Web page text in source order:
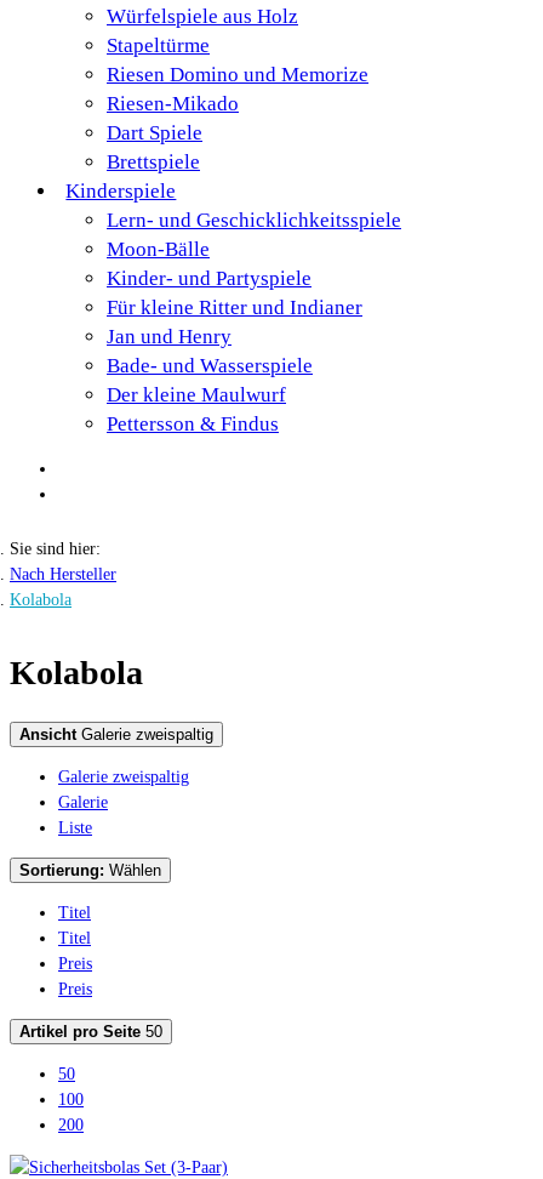
Würfelspiele aus Holz
Stapeltürme
Riesen Domino und Memorize
Riesen-Mikado
Dart Spiele
Brettspiele
Kinderspiele
Lern- und Geschicklichkeitsspiele
Moon-Bälle
Kinder- und Partyspiele
Für kleine Ritter und Indianer
Jan und Henry
Bade- und Wasserspiele
Der kleine Maulwurf
Pettersson & Findus
Sie sind hier:
Nach Hersteller
Kolabola
Kolabola
Ansicht Galerie zweispaltig
Galerie zweispaltig
Galerie
Liste
Sortierung: Wählen
Titel
Titel
Preis
Preis
Artikel pro Seite 50
50
100
200